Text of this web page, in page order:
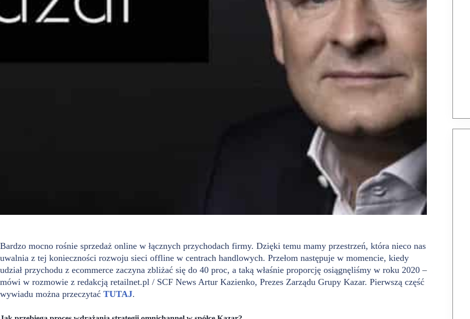
Bardzo mocno rośnie sprzedaż online w łącznych przychodach firmy. Dzięki temu mamy przestrzeń, która nieco nas
uwalnia z tej konieczności rozwoju sieci offline w centrach handlowych. Przełom następuje w momencie, kiedy
udział przychodu z ecommerce zaczyna zbliżać się do 40 proc, a taką właśnie proporcję osiągnęliśmy w roku 2020 –
mówi w rozmowie z redakcją retailnet.pl / SCF News Artur Kazienko, Prezes Zarządu Grupy Kazar. Pierwszą część
wywiadu można przeczytać TUTAJ.